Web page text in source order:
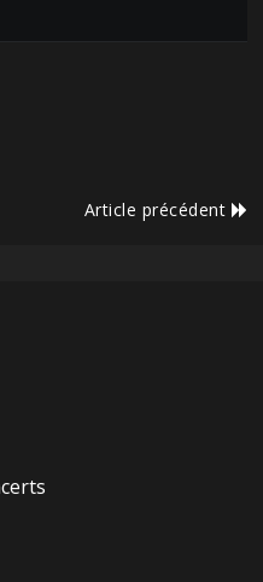
Article précédent